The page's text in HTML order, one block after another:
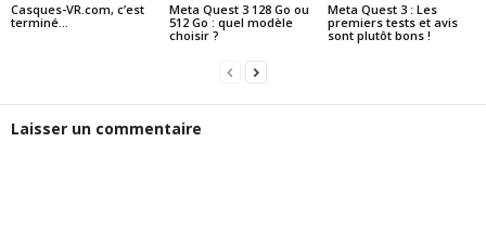
Casques-VR.com, c’est
terminé…
Meta Quest 3 128 Go ou
512 Go : quel modèle
choisir ?
Meta Quest 3 : Les
premiers tests et avis
sont plutôt bons !
Laisser un commentaire